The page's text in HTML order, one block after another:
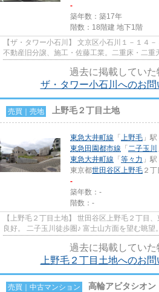
-
築年数：築17年
階数：18階建 地下1階
【ザ・タワー小石川】 文京区小石川１－１４
不動産旧分譲、施工・佐藤工業。二重床・二重
過去に掲載していた
ザ・タワー小石川へのお
売買｜売地 上野毛２丁目土地
東急大井町線 「 上野毛 」
東急田園都市線 「 二子玉川
東急大井町線 「 等々力 」
東京都世田谷区上野毛 ２
-
築年数：-
階数：-
【上野毛２丁目土地】 世田谷区上野毛２丁目
良好。 二子玉川徒歩圏♪ 富士山方面を望む眺望。
過去に掲載していた
上野毛２丁目土地へのお
売買｜中古マンション 高輪アビタシオン